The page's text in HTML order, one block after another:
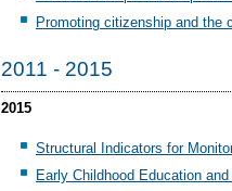
Promoting citizenship and the
2011 - 2015
2015
Structural Indicators for
Early Childhood Education